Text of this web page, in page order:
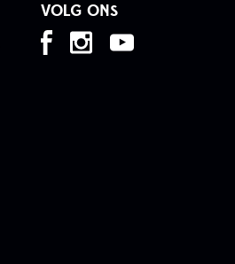
VOLG ONS